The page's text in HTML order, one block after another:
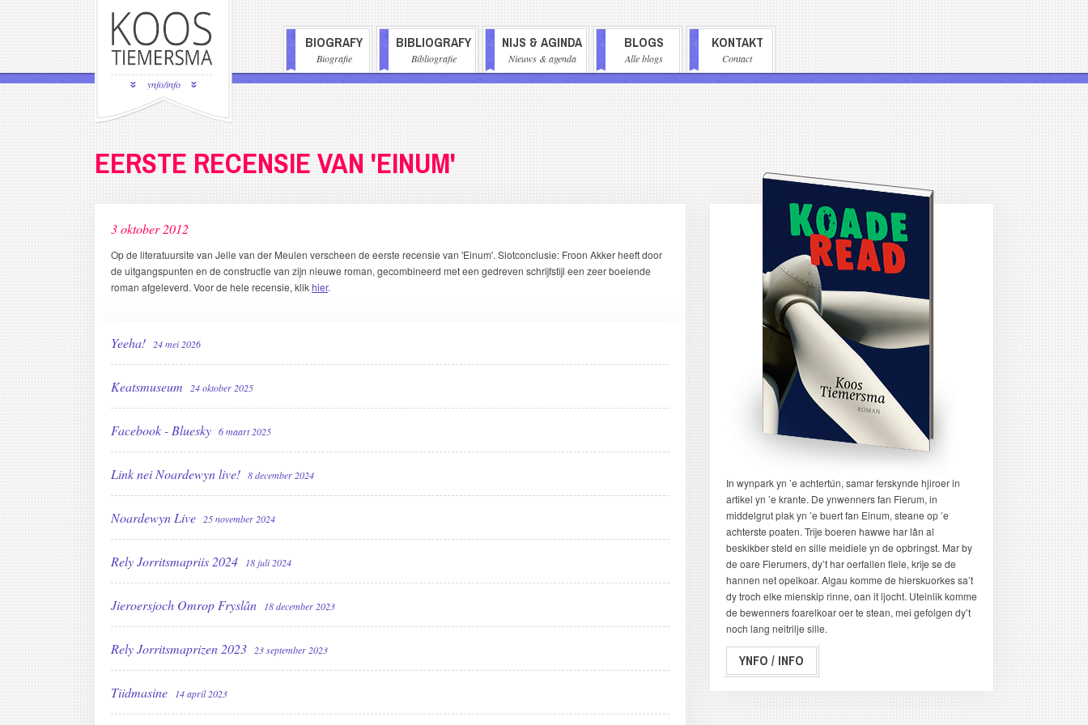
inhoud
ynfo/info HOOFDNAVIGATIE
BIOGRAFY
Biografie
BIBLIOGRAFY
Bibliografie
NIJS & AGINDA
Nieuws & agenda
BLOGS
Alle blogs
KONTAKT
Contact
EERSTE RECENSIE VAN 'EINUM'
3 oktober 2012
Op de literatuursite van Jelle van der Meulen verscheen de eerste recensie van 'Einum'. Slotconclusie: Froon Akker heeft door
de uitgangspunten en de constructie van zijn nieuwe roman, gecombineerd met een gedreven schrijfstijl een zeer boeiende
roman afgeleverd. Voor de hele recensie, klikhier.
Yeeha! 24 mei 2026
Keatsmuseum 24 oktober 2025
Facebook - Bluesky 6 maart 2025
Link nei Noardewyn live! 8 december 2024
Noardewyn Live 25 november 2024
Rely Jorritsmapriis 2024 18 juli 2024
Jieroersjoch Omrop Fryslân 18 december 2023
Rely Jorritsmaprizen 2023 23 september 2023
Tiidmasine 14 april 2023
In wynpark yn ’e achtertún, samar ferskynde hjiroer in
artikel yn ’e krante. De ynwenners fan Fierum, in
middelgrut plak yn ’e buert fan Einum, steane op ’e
achterste poaten. Trije boeren hawwe har lân al
beskikber steld en sille meidiele yn de opbringst. Mar by
de oare Fierumers, dy’t har oerfallen fiele, krije se de
hannen net opelkoar. Algau komme de hierskuorkes sa’t
dy troch elke mienskip rinne, oan it ljocht. Uteinlik komme
de bewenners foarelkoar oer te stean, mei gefolgen dy’t
noch lang neitrilje sille.
YNFO / INFO